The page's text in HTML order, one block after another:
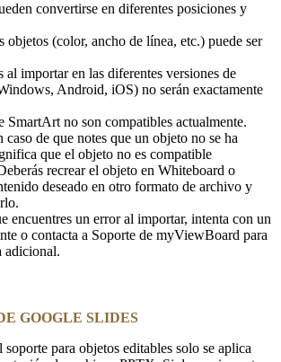
convertirse en diferentes posiciones y
objetos (color, ancho de línea, etc.) puede ser
al importar en las diferentes versiones de
Android, iOS) no serán exactamente
SmartArt no son compatibles actualmente.
caso de que notes que un objeto no se ha
que el objeto no es compatible
recrear el objeto en Whiteboard o
deseado en otro formato de archivo y
encuentres un error al importar, intenta con un
o contacta a Soporte de myViewBoard para
adicional.
GOOGLE SLIDES
soporte para objetos editables solo se aplica